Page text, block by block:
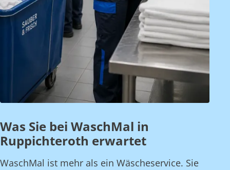
Was Sie bei WaschMal in
Ruppichteroth erwartet
WaschMal ist mehr als ein Wäscheservice. Sie